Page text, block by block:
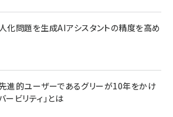
化問題を生成AIアシスタントの精度を高め
進的ユーザーであるグリーが10年をかけ
ービリティ」とは